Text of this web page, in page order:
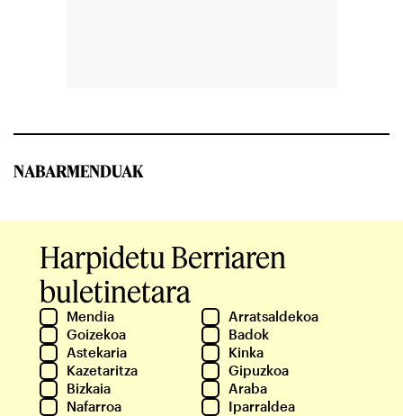
NABARMENDUAK
Harpidetu Berriaren
buletinetara
Mendia
Arratsaldekoa
Goizekoa
Badok
Astekaria
Kinka
Kazetaritza
Gipuzkoa
Bizkaia
Araba
Nafarroa
Iparraldea